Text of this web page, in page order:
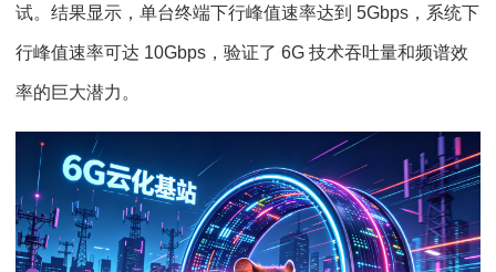
试。结果显示，单台终端下行峰值速率达到 5Gbps，系统下
行峰值速率可达 10Gbps，验证了 6G 技术吞吐量和频谱效
率的巨大潜力。